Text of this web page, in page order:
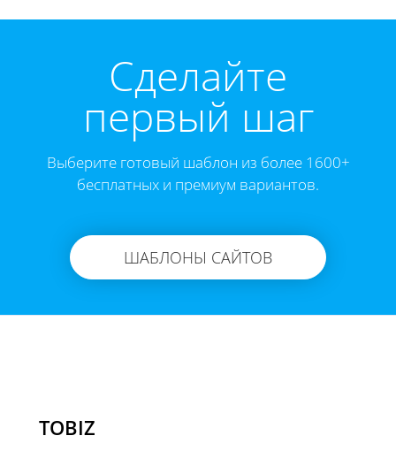
Cделайте
первый шаг
Выберите готовый шаблон из более 1600+
бесплатных и премиум вариантов.
ШАБЛОНЫ САЙТОВ
TOBIZ